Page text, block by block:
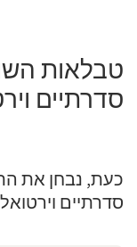
טבלאות
סדרתיים
כעת, נבחן את
סדרתיים